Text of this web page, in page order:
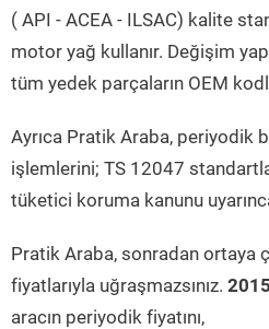
( API - ACEA - ILSAC) kalite
motor yağ kullanır. Değişim
tüm yedek parçaların OEM
Ayrıca Pratik Araba, periyodik
işlemlerini; TS 12047
tüketici koruma kanunu
Pratik Araba, sonradan ortaya
fiyatlarıyla uğraşmazsınız.
aracın periyodik fiyatını,